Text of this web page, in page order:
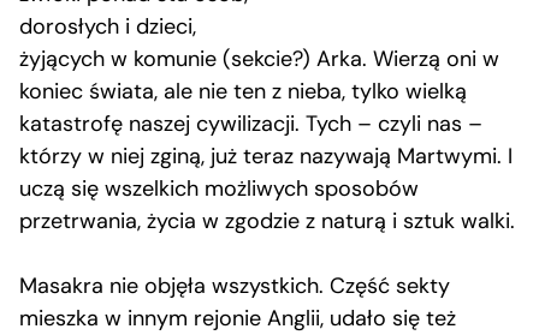
dorosłych i dzieci,
żyjących w komunie (sekcie?) Arka. Wierzą oni w
koniec świata, ale nie ten z nieba, tylko wielką
katastrofę naszej cywilizacji. Tych – czyli nas –
którzy w niej zginą, już teraz nazywają Martwymi. I
uczą się wszelkich możliwych sposobów
przetrwania, życia w zgodzie z naturą i sztuk walki.
Masakra nie objęła wszystkich. Część sekty
mieszka w innym rejonie Anglii, udało się też